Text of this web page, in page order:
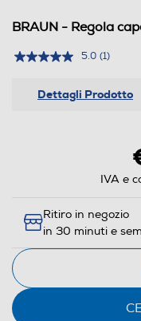
BRAUN - Regola
5.0 (1)
Dettagli Prodotto
IVA e
Ritiro in negozio
in 30 minuti e